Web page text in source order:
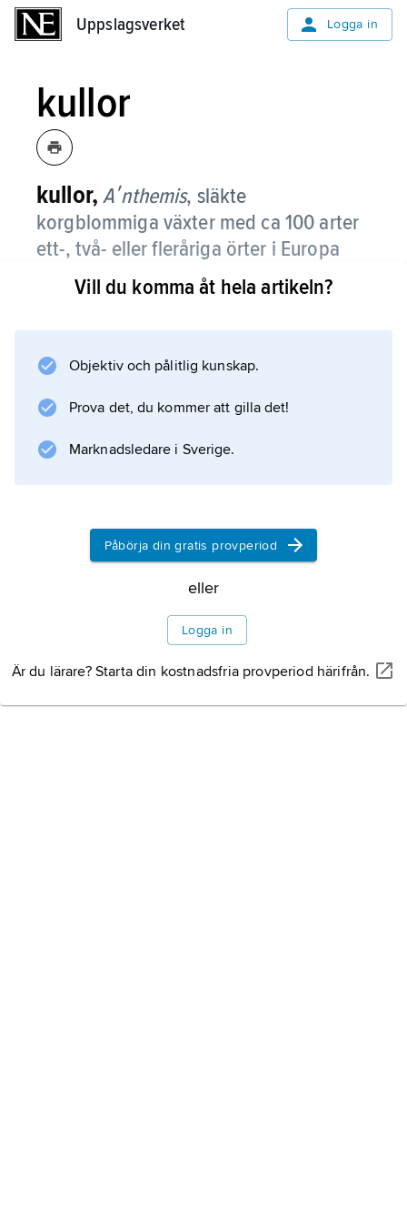
Uppslagsverket Logga in
kullor
kullor, Aʹnthemis, släkte
korgblommiga växter med ca 100 arter
ett-, två- eller fleråriga örter i Europa
och Asien.
skaft, är stora med vita eller gula kantblommor
nötter med en kraglik bildning upptill.
Vill du komma åt hela artikeln?
Objektiv och pålitlig kunskap.
Prova det, du kommer att gilla det!
Marknadsledare i Sverige.
Påbörja din gratis provperiod
eller
Logga in
Är du lärare? Starta din kostnadsfria provperiod härifrån.